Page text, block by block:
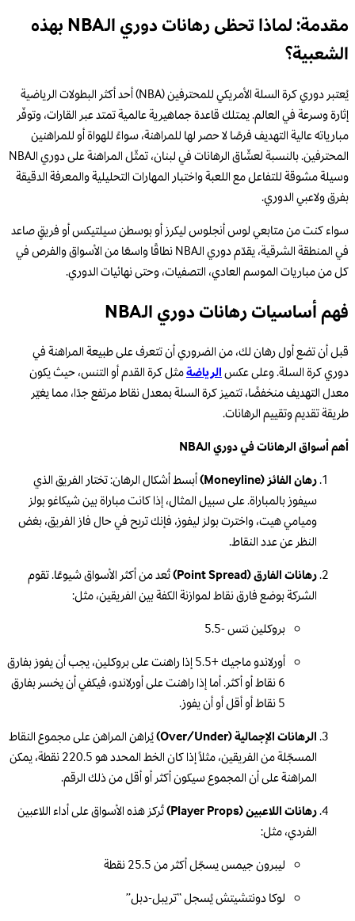
مقدمة: لماذا تحظى رهانات دوري الـNBA بهذه
الشعبية؟
يُعتبر دوري كرة السلة الأمريكي للمحترفين (NBA) أحد أكثر البطولات الرياضية
إثارة وسرعة في العالم. يمتلك قاعدة جماهيرية عالمية تمتد عبر القارات، وتوفّر
مبارياته عالية التهديف فرصًا لا حصر لها للمراهنة، سواءً للهواة أو للمراهنين
المحترفين. بالنسبة لعشّاق الرهانات في لبنان، تمثّل المراهنة على دوري الـNBA
وسيلة مشوقة للتفاعل مع اللعبة واختبار المهارات التحليلية والمعرفة الدقيقة
بفرق ولاعبي الدوري.
سواء كنت من متابعي لوس أنجلوس ليكرز أو بوسطن سيلتيكس أو فريقٍ صاعد
في المنطقة الشرقية، يقدّم دوري الـNBA نطاقًا واسعًا من الأسواق والفرص في
كل من مباريات الموسم العادي، التصفيات، وحتى نهائيات الدوري.
فهم أساسيات رهانات دوري الـNBA
قبل أن تضع أول رهان لك، من الضروري أن تتعرف على طبيعة المراهنة في
دوري كرة السلة. وعلى عكسالرياضةمثل كرة القدم أو التنس، حيث يكون
معدل التهديف منخفضًا، تتميز كرة السلة بمعدل نقاط مرتفع جدًا، مما يغيّر
طريقة تقديم وتقييم الرهانات.
أهم أسواق الرهانات في دوري الـNBA
رهان الفائز (Moneyline)
أبسط أشكال الرهان: تختار الفريق الذي
سيفوز بالمباراة. على سبيل المثال، إذا كانت مباراة بين شيكاغو بولز
وميامي هيت، واخترت بولز ليفوز، فإنك تربح في حال فاز الفريق، بغض
النظر عن عدد النقاط.
رهانات الفارق (Point Spread)
تُعد من أكثر الأسواق شيوعًا. تقوم
الشركة بوضع فارق نقاط لموازنة الكفة بين الفريقين، مثل:
بروكلين نتس -5.5
أورلاندو ماجيك +5.5 إذا راهنت على بروكلين، يجب أن يفوز بفارق
6 نقاط أو أكثر. أما إذا راهنت على أورلاندو، فيكفي أن يخسر بفارق
5 نقاط أو أقل أو أن يفوز.
الرهانات الإجمالية (Over/Under)
يُراهن المراهن على مجموع النقاط
المسجّلة من الفريقين، مثلاً إذا كان الخط المحدد هو 220.5 نقطة، يمكن
المراهنة على أن المجموع سيكون أكثر أو أقل من ذلك الرقم.
رهانات اللاعبين (Player Props)
تُركز هذه الأسواق على أداء اللاعبين
الفردي، مثل:
ليبرون جيمس يسجّل أكثر من 25.5 نقطة
لوكا دونتشيتش يُسجل “تريبل-دبل”